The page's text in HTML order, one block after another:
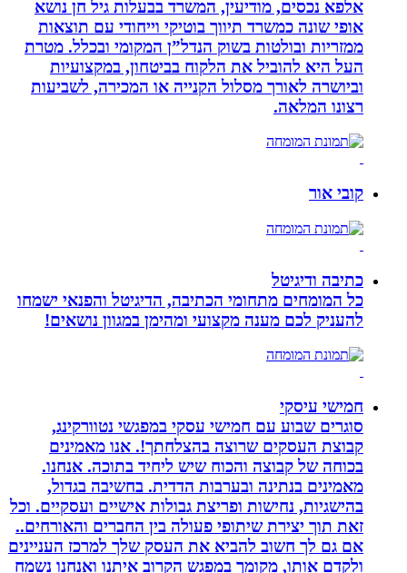
אלפא נכסים, מודיעין, המשרד בבעלות גיל חן נושא
אופי שונה כמשרד תיווך בוטיקי וייחודי עם תוצאות
ממזריות ובולטות בשוק הנדל”ן המקומי ובכלל. מטרת
העל היא להוביל את הלקוח בביטחון, במקצועיות
וביושרה לאורך מסלול הקנייה או המכירה, לשביעות
רצונו המלאה.
קובי אור
כתיבה ודיגיטל
כל המומחים מתחומי הכתיבה, הדיגיטל והפנאי ישמחו
להעניק לכם מענה מקצועי ומהימן במגוון נושאים!
חמישי עיסקי
סוגרים שבוע עם חמישי עסקי במפגשי נטוורקינג,
קבוצת העסקים שרוצה בהצלחתך!. אנו מאמינים
בכוחה של קבוצה והכוח שיש ליחיד בתוכה. אנחנו.
מאמינים בנתינה ובערבות הדדית. בחשיבה בגדול,
בהישגיות, נחישות ופריצת גבולות אישיים ועסקיים. וכל
זאת תוך יצירת שיתופי פעולה בין החברים והאורחים..
אם גם לך חשוב להביא את העסק שלך למרכז העניינים
ולקדם אותו, מקומך במפגש הקרוב איתנו ואנחנו נשמח